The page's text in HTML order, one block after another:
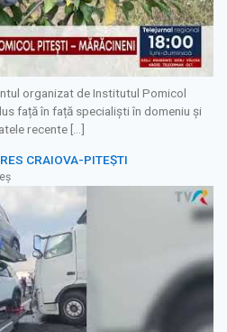
organizat de Institutul Pomicol
față în față specialiști în domeniu și
recente […]
CRAIOVA-PITEȘTI